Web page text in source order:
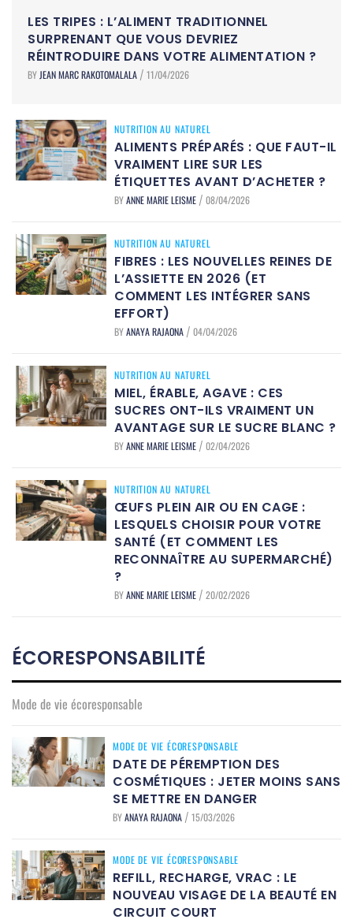
LES TRIPES : L’ALIMENT TRADITIONNEL
SURPRENANT QUE VOUS DEVRIEZ
RÉINTRODUIRE DANS VOTRE ALIMENTATION ?
BY JEAN MARC RAKOTOMALALA / 11/04/2026
NUTRITION AU NATUREL
ALIMENTS PRÉPARÉS : QUE FAUT-IL
VRAIMENT LIRE SUR LES
ÉTIQUETTES AVANT D’ACHETER ?
BYANNE MARIE LEISME / 08/04/2026
NUTRITION AU NATUREL
FIBRES : LES NOUVELLES REINES DE
L’ASSIETTE EN 2026 (ET
COMMENT LES INTÉGRER SANS
EFFORT)
BYANAYA RAJAONA / 04/04/2026
NUTRITION AU NATUREL
MIEL, ÉRABLE, AGAVE : CES
SUCRES ONT-ILS VRAIMENT UN
AVANTAGE SUR LE SUCRE BLANC ?
BYANNE MARIE LEISME / 02/04/2026
NUTRITION AU NATUREL
ŒUFS PLEIN AIR OU EN CAGE :
LESQUELS CHOISIR POUR VOTRE
SANTÉ (ET COMMENT LES
RECONNAÎTRE AU SUPERMARCHÉ)
?
BYANNE MARIE LEISME / 20/02/2026
ÉCORESPONSABILITÉ
Mode de vie écoresponsable
MODE DE VIE ÉCORESPONSABLE
DATE DE PÉREMPTION DES
COSMÉTIQUES : JETER MOINS SANS
SE METTRE EN DANGER
BYANAYA RAJAONA / 15/03/2026
MODE DE VIE ÉCORESPONSABLE
REFILL, RECHARGE, VRAC : LE
NOUVEAU VISAGE DE LA BEAUTÉ EN
CIRCUIT COURT